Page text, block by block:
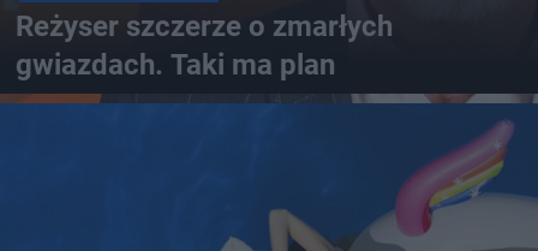
Reżyser szczerze o zmarłych
gwiazdach. Taki ma plan